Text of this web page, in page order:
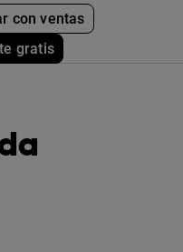
con ventas
gratis